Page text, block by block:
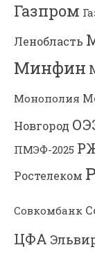
Газпром
Ленобласть
Минфин
Монополия
Новгород
ПМЭФ-2025
Ростелеком
Совкомбанк
ЦФА